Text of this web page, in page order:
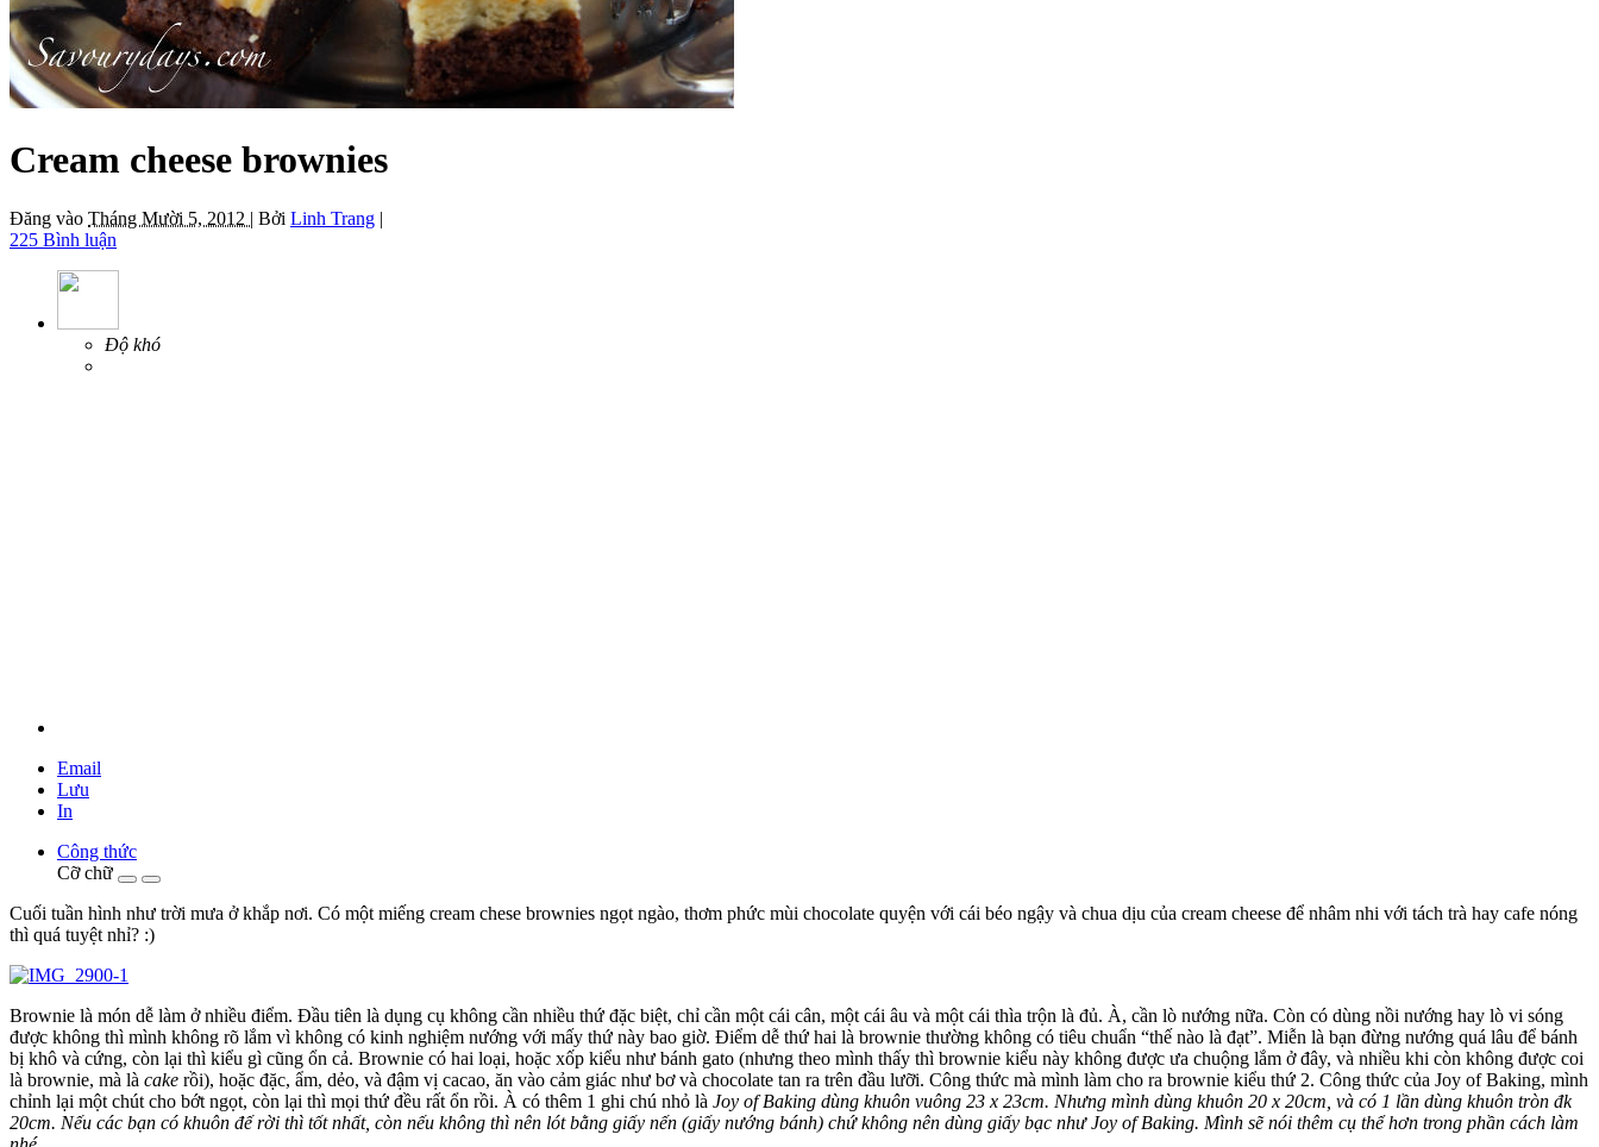
Cream cheese brownies
Đăng vào Tháng Mười 5, 2012 | Bởi Linh Trang |
225 Bình luận
Độ khó
Email
Lưu
In
Công thức
Cỡ chữ
Cuối tuần hình như trời mưa ở khắp nơi. Có một miếng cream chese brownies ngọt ngào, thơm phức mùi chocolate quyện với cái béo ngậy và chua dịu của cream cheese để nhâm nhi với tách trà hay cafe nóng
thì quá tuyệt nhỉ? :)
Brownie là món dễ làm ở nhiều điểm. Đầu tiên là dụng cụ không cần nhiều thứ đặc biệt, chỉ cần một cái cân, một cái âu và một cái thìa trộn là đủ. À, cần lò nướng nữa. Còn có dùng nồi nướng hay lò vi sóng
được không thì mình không rõ lắm vì không có kinh nghiệm nướng với mấy thứ này bao giờ. Điểm dễ thứ hai là brownie thường không có tiêu chuẩn “thế nào là đạt”. Miễn là bạn đừng nướng quá lâu để bánh
bị khô và cứng, còn lại thì kiểu gì cũng ổn cả. Brownie có hai loại, hoặc xốp kiểu như bánh gato (nhưng theo mình thấy thì brownie kiểu này không được ưa chuộng lắm ở đây, và nhiều khi còn không được coi
là brownie, mà là cake rồi), hoặc đặc, ẩm, dẻo, và đậm vị cacao, ăn vào cảm giác như bơ và chocolate tan ra trên đầu lưỡi. Công thức mà mình làm cho ra brownie kiểu thứ 2. Công thức của Joy of Baking, mình
chỉnh lại một chút cho bớt ngọt, còn lại thì mọi thứ đều rất ổn rồi. À có thêm 1 ghi chú nhỏ là Joy of Baking dùng khuôn vuông 23 x 23cm. Nhưng mình dùng khuôn 20 x 20cm, và có 1 lần dùng khuôn tròn đk
20cm. Nếu các bạn có khuôn đế rời thì tốt nhất, còn nếu không thì nên lót bằng giấy nến (giấy nướng bánh) chứ không nên dùng giấy bạc như Joy of Baking. Mình sẽ nói thêm cụ thể hơn trong phần cách làm